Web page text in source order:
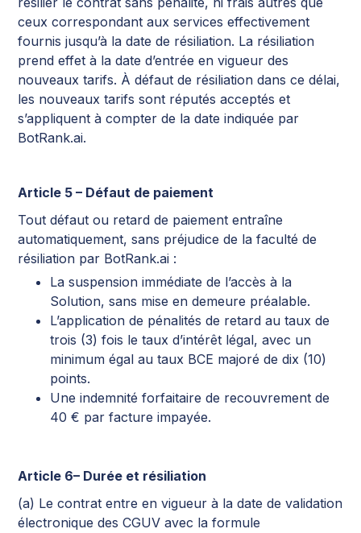
ceux correspondant aux services effectivement
fournis jusqu’à la date de résiliation. La résiliation
prend effet à la date d’entrée en vigueur des
nouveaux tarifs. À défaut de résiliation dans ce délai,
les nouveaux tarifs sont réputés acceptés et
s’appliquent à compter de la date indiquée par
BotRank.ai.
Article 5 – Défaut de paiement
Tout défaut ou retard de paiement entraîne
automatiquement, sans préjudice de la faculté de
résiliation par BotRank.ai :
La suspension immédiate de l’accès à la
Solution, sans mise en demeure préalable.
L’application de pénalités de retard au taux de
trois (3) fois le taux d’intérêt légal, avec un
minimum égal au taux BCE majoré de dix (10)
points.
Une indemnité forfaitaire de recouvrement de
40 € par facture impayée.
Article 6– Durée et résiliation
(a) Le contrat entre en vigueur à la date de validation
électronique des CGUV avec la formule